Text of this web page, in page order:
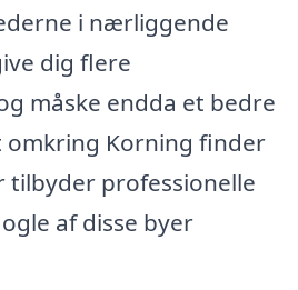
i nærliggende
dig flere
måske endda et bedre
Korning finder
tilbyder professionelle
af disse byer